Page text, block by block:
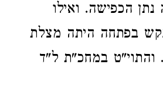
הכפישה. ואילו
בפתחה היתה מצלת
והתוי"ט במחכ"ת ל"ד